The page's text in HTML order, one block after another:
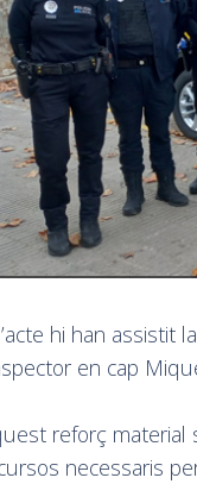
hi han assistit
en cap
reforç material
necessaris